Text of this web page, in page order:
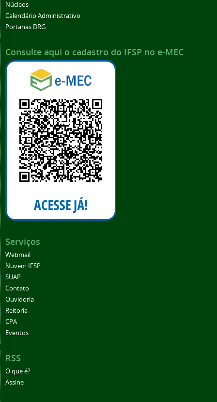
Núcleos
Calendário Administrativo
Portarias DRG
Consulte aqui o cadastro do IFSP no e-MEC
Serviços
Webmail
Nuvem IFSP
SUAP
Contato
Ouvidoria
Reitoria
CPA
Eventos
RSS
O que é?
Assine